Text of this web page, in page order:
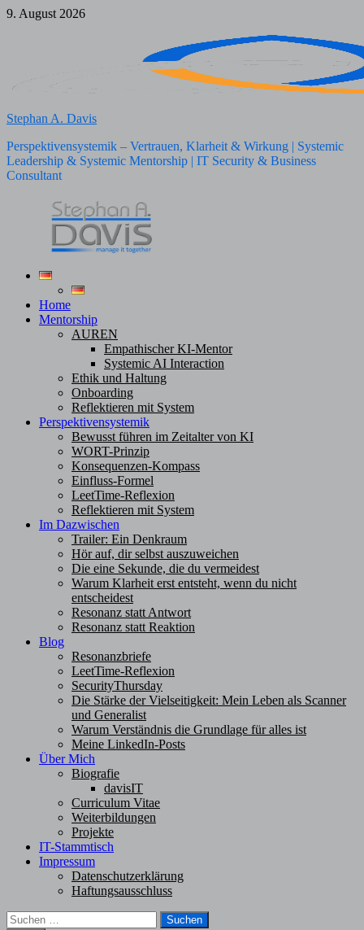
Zum
9. August 2026
Stephan A. Davis
Perspektivensystemik – Vertrauen, Klarheit & Wirkung | Systemic
Leadership & Systemic Mentorship | IT Security & Business
Consultant
Home
Mentorship
AUREN
Empathischer KI-Mentor
Systemic AI Interaction
Ethik und Haltung
Onboarding
Reflektieren mit System
Perspektivensystemik
Bewusst führen im Zeitalter von KI
WORT-Prinzip
Konsequenzen-Kompass
Einfluss-Formel
LeetTime-Reflexion
Reflektieren mit System
Im Dazwischen
Trailer: Ein Denkraum
Hör auf, dir selbst auszuweichen
Die eine Sekunde, die du vermeidest
Warum Klarheit erst entsteht, wenn du nicht
entscheidest
Resonanz statt Antwort
Resonanz statt Reaktion
Blog
Resonanzbriefe
LeetTime-Reflexion
SecurityThursday
Die Stärke der Vielseitigkeit: Mein Leben als Scanner
und Generalist
Warum Verständnis die Grundlage für alles ist
Meine LinkedIn-Posts
Über Mich
Biografie
davisIT
Curriculum Vitae
Weiterbildungen
Projekte
IT-Stammtisch
Impressum
Datenschutzerklärung
Haftungsausschluss
Suchen